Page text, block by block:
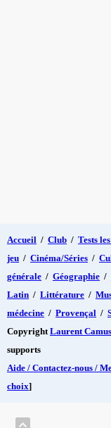
Accueil / Club / Tests
jeu / Cinéma/Séries /
générale / Géographie /
Latin / Littérature /
médecine / Provençal /
Copyright Laurent Camus
supports
Aide / Contactez-nous /
choix]